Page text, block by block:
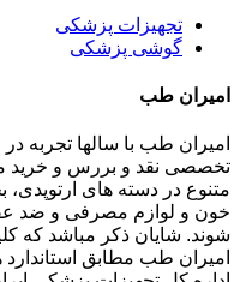
تجهیزات پزشکی
گوشی پزشکی
امیران طب
امیران طب با سالها تجربه
تخصصی نقد و بررس و
متنوع در دسته های
خون و لوازم مصرفی و ضد
شوند. شایان ذکر مباشد
امیران طب مطابق استاندارد